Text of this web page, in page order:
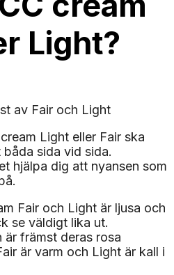
Light?
Light eller Fair ska
båda sida vid sida.
hjälpa dig att nyansen som
Fair och Light är ljusa och
se väldigt lika ut.
är främst deras rosa
är varm och Light är kall i